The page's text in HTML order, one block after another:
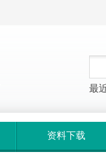
最
资料下载